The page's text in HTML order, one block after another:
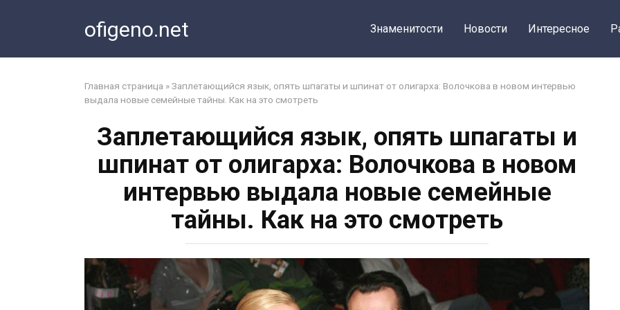
ofigeno.net Знаменитости Новости Интересное
Главная страница »Заплетающийся язык, опять шпагаты и шпинат от олигарха: Волочкова в новом интервью
выдала новые семейные тайны. Как на это смотреть
Заплетающийся язык, опять шпагаты и
шпинат от олигарха: Волочкова в новом
интервью выдала новые семейные
тайны. Как на это смотреть